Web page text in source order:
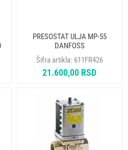
PRESOSTAT ULJA MP-55
DANFOSS
Šifra artikla: 611FR426
21.600,00 RSD